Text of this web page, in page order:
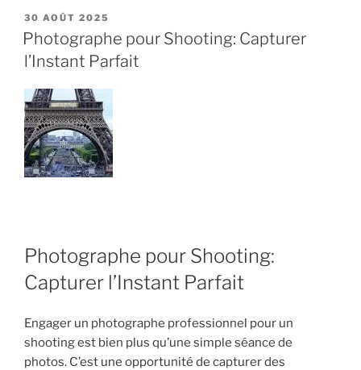
PUBLIÉ
LE
30 AOÛT 2025
Photographe pour Shooting: Capturer
l’Instant Parfait
Photographe pour Shooting:
Capturer l’Instant Parfait
Engager un photographe professionnel pour un
shooting est bien plus qu’une simple séance de
photos. C’est une opportunité de capturer des